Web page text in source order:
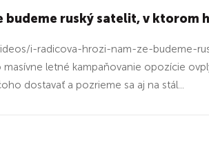
budeme ruský satelit, v
i-radicova-hrozi-nam-ze-budeme-
letné kampaňovanie opozície
dostavať a pozrieme sa aj na stál...